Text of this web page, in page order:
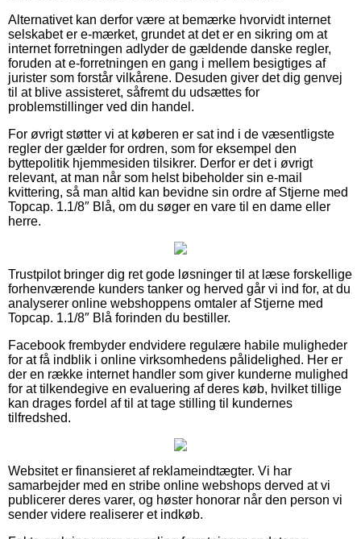
Alternativet kan derfor være at bemærke hvorvidt internet
selskabet er e-mærket, grundet at det er en sikring om at
internet forretningen adlyder de gældende danske regler,
foruden at e-forretningen en gang i mellem besigtiges af
jurister som forstår vilkårene. Desuden giver det dig genvej
til at blive assisteret, såfremt du udsættes for
problemstillinger ved din handel.
For øvrigt støtter vi at køberen er sat ind i de væsentligste
regler der gælder for ordren, som for eksempel den
byttepolitik hjemmesiden tilsikrer. Derfor er det i øvrigt
relevant, at man når som helst bibeholder sin e-mail
kvittering, så man altid kan bevidne sin ordre af Stjerne med
Topcap. 1.1/8″ Blå, om du søger en vare til en dame eller
herre.
Trustpilot bringer dig ret gode løsninger til at læse forskellige
forhenværende kunders tanker og herved går vi ind for, at du
analyserer online webshoppens omtaler af Stjerne med
Topcap. 1.1/8″ Blå forinden du bestiller.
Facebook frembyder endvidere regulære habile muligheder
for at få indblik i online virksomhedens pålidelighed. Her er
der en række internet handler som giver kunderne mulighed
for at tilkendegive en evaluering af deres køb, hvilket tillige
kan drages fordel af til at tage stilling til kundernes
tilfredshed.
Websitet er finansieret af reklameindtægter. Vi har
samarbejder med en stribe online webshops derved at vi
publicerer deres varer, og høster honorar når den person vi
sender videre realiserer et indkøb.